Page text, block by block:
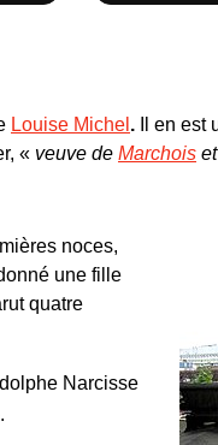
Louise Michel . Il en est
« veuve de Marchois
noces,
une fille
quatre
Narcisse